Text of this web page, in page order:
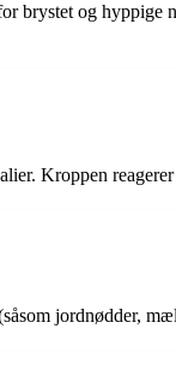
brystet og hyppige
Kroppen
jordnødder,